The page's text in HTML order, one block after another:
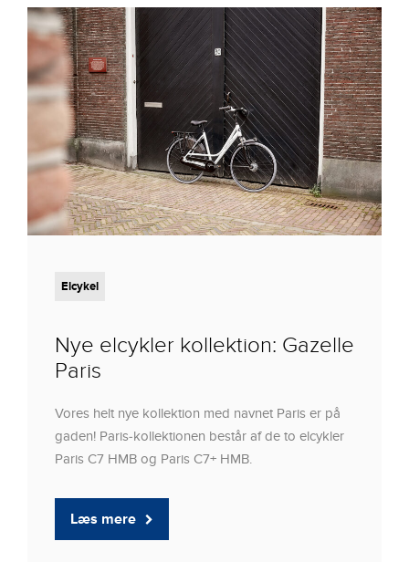
Elcykel
Nye elcykler kollektion: Gazelle
Paris
Vores helt nye kollektion med navnet Paris er på
gaden! Paris-kollektionen består af de to elcykler
Paris C7 HMB og Paris C7+ HMB.
Læs mere